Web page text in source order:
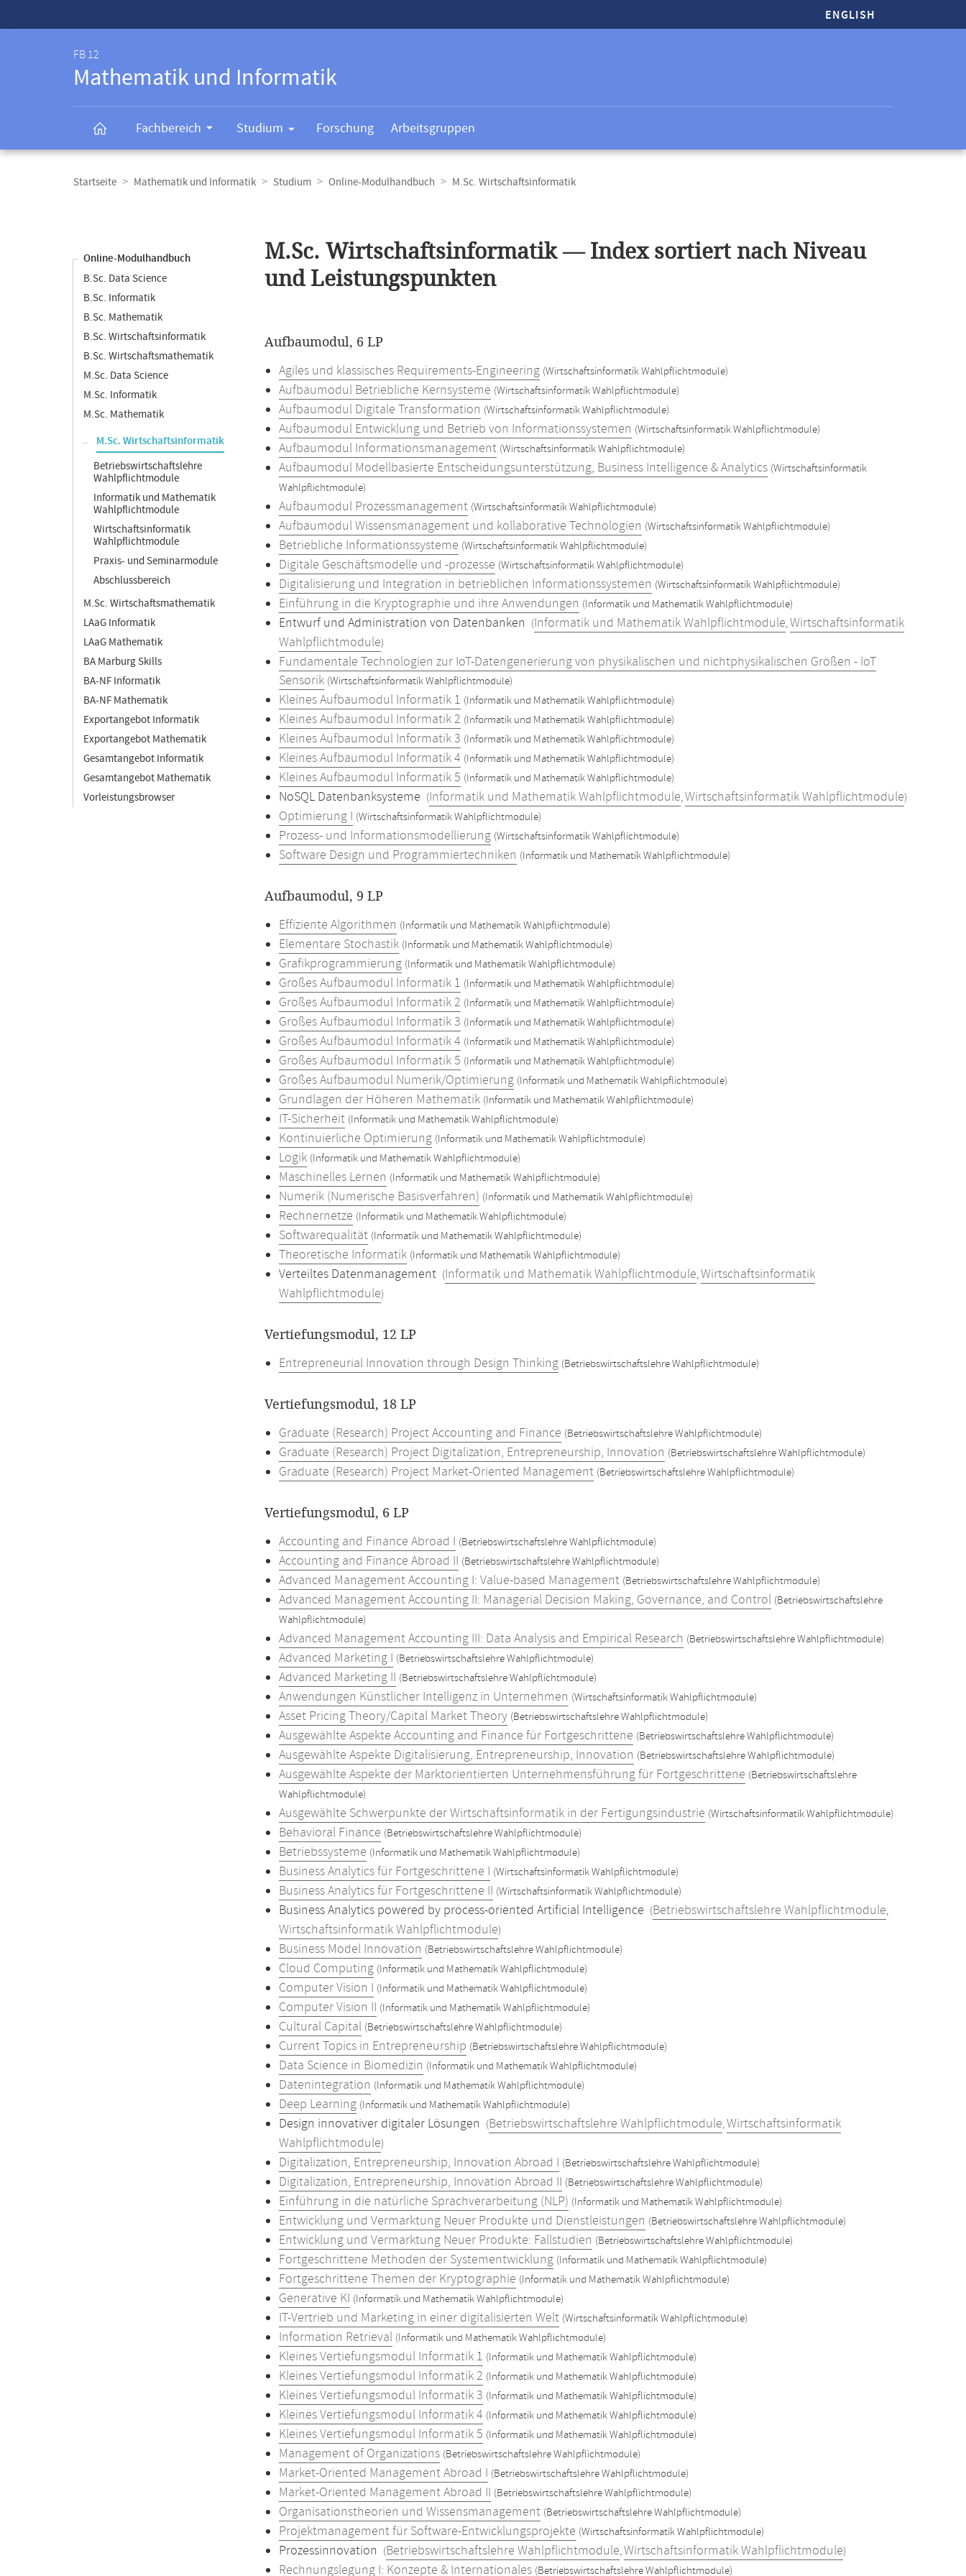
ENGLISH
FB 12
Mathematik und Informatik
Fachbereich Studium Forschung Arbeitsgruppen
Navigation
Startseite Mathematik und Informatik Studium Online-Modulhandbuch M.Sc. Wirtschaftsinformatik
Online-Modulhandbuch
B.Sc. Data Science
B.Sc. Informatik
B.Sc. Mathematik
B.Sc. Wirtschaftsinformatik
B.Sc. Wirtschaftsmathematik
M.Sc. Data Science
M.Sc. Informatik
M.Sc. Mathematik
M.Sc. Wirtschaftsinformatik
Betriebswirtschaftslehre
Wahlpflichtmodule
Informatik und Mathematik
Wahlpflichtmodule
Wirtschaftsinformatik
Wahlpflichtmodule
Praxis- und Seminarmodule
Abschlussbereich
M.Sc. Wirtschaftsmathematik
LAaG Informatik
LAaG Mathematik
BA Marburg Skills
BA-NF Informatik
BA-NF Mathematik
Exportangebot Informatik
Exportangebot Mathematik
Gesamtangebot Informatik
Gesamtangebot Mathematik
Vorleistungsbrowser
M.Sc. Wirtschaftsinformatik — Index sortiert nach Niveau
und Leistungspunkten
Aufbaumodul, 6 LP
Agiles und klassisches Requirements-Engineering (Wirtschaftsinformatik Wahlpflichtmodule)
Aufbaumodul Betriebliche Kernsysteme (Wirtschaftsinformatik Wahlpflichtmodule)
Aufbaumodul Digitale Transformation (Wirtschaftsinformatik Wahlpflichtmodule)
Aufbaumodul Entwicklung und Betrieb von Informationssystemen (Wirtschaftsinformatik Wahlpflichtmodule)
Aufbaumodul Informationsmanagement (Wirtschaftsinformatik Wahlpflichtmodule)
Aufbaumodul Modellbasierte Entscheidungsunterstützung, Business Intelligence & Analytics (Wirtschaftsinformatik
Wahlpflichtmodule)
Aufbaumodul Prozessmanagement (Wirtschaftsinformatik Wahlpflichtmodule)
Aufbaumodul Wissensmanagement und kollaborative Technologien (Wirtschaftsinformatik Wahlpflichtmodule)
Betriebliche Informationssysteme (Wirtschaftsinformatik Wahlpflichtmodule)
Digitale Geschäftsmodelle und -prozesse (Wirtschaftsinformatik Wahlpflichtmodule)
Digitalisierung und Integration in betrieblichen Informationssystemen (Wirtschaftsinformatik Wahlpflichtmodule)
Einführung in die Kryptographie und ihre Anwendungen (Informatik und Mathematik Wahlpflichtmodule)
Entwurf und Administration von Datenbanken (Informatik und Mathematik Wahlpflichtmodule,Wirtschaftsinformatik
Wahlpflichtmodule)
Fundamentale Technologien zur IoT-Datengenerierung von physikalischen und nichtphysikalischen Größen - IoT
Sensorik (Wirtschaftsinformatik Wahlpflichtmodule)
Kleines Aufbaumodul Informatik 1 (Informatik und Mathematik Wahlpflichtmodule)
Kleines Aufbaumodul Informatik 2 (Informatik und Mathematik Wahlpflichtmodule)
Kleines Aufbaumodul Informatik 3 (Informatik und Mathematik Wahlpflichtmodule)
Kleines Aufbaumodul Informatik 4 (Informatik und Mathematik Wahlpflichtmodule)
Kleines Aufbaumodul Informatik 5 (Informatik und Mathematik Wahlpflichtmodule)
NoSQL Datenbanksysteme (Informatik und Mathematik Wahlpflichtmodule,Wirtschaftsinformatik Wahlpflichtmodule)
Optimierung I (Wirtschaftsinformatik Wahlpflichtmodule)
Prozess- und Informationsmodellierung (Wirtschaftsinformatik Wahlpflichtmodule)
Software Design und Programmiertechniken (Informatik und Mathematik Wahlpflichtmodule)
Aufbaumodul, 9 LP
Effiziente Algorithmen (Informatik und Mathematik Wahlpflichtmodule)
Elementare Stochastik (Informatik und Mathematik Wahlpflichtmodule)
Grafikprogrammierung (Informatik und Mathematik Wahlpflichtmodule)
Großes Aufbaumodul Informatik 1 (Informatik und Mathematik Wahlpflichtmodule)
Großes Aufbaumodul Informatik 2 (Informatik und Mathematik Wahlpflichtmodule)
Großes Aufbaumodul Informatik 3 (Informatik und Mathematik Wahlpflichtmodule)
Großes Aufbaumodul Informatik 4 (Informatik und Mathematik Wahlpflichtmodule)
Großes Aufbaumodul Informatik 5 (Informatik und Mathematik Wahlpflichtmodule)
Großes Aufbaumodul Numerik/Optimierung (Informatik und Mathematik Wahlpflichtmodule)
Grundlagen der Höheren Mathematik (Informatik und Mathematik Wahlpflichtmodule)
IT-Sicherheit (Informatik und Mathematik Wahlpflichtmodule)
Kontinuierliche Optimierung (Informatik und Mathematik Wahlpflichtmodule)
Logik (Informatik und Mathematik Wahlpflichtmodule)
Maschinelles Lernen (Informatik und Mathematik Wahlpflichtmodule)
Numerik (Numerische Basisverfahren) (Informatik und Mathematik Wahlpflichtmodule)
Rechnernetze (Informatik und Mathematik Wahlpflichtmodule)
Softwarequalität (Informatik und Mathematik Wahlpflichtmodule)
Theoretische Informatik (Informatik und Mathematik Wahlpflichtmodule)
Verteiltes Datenmanagement (Informatik und Mathematik Wahlpflichtmodule,Wirtschaftsinformatik
Wahlpflichtmodule)
Vertiefungsmodul, 12 LP
Entrepreneurial Innovation through Design Thinking (Betriebswirtschaftslehre Wahlpflichtmodule)
Vertiefungsmodul, 18 LP
Graduate (Research) Project Accounting and Finance (Betriebswirtschaftslehre Wahlpflichtmodule)
Graduate (Research) Project Digitalization, Entrepreneurship, Innovation (Betriebswirtschaftslehre Wahlpflichtmodule)
Graduate (Research) Project Market-Oriented Management (Betriebswirtschaftslehre Wahlpflichtmodule)
Vertiefungsmodul, 6 LP
Accounting and Finance Abroad I (Betriebswirtschaftslehre Wahlpflichtmodule)
Accounting and Finance Abroad II (Betriebswirtschaftslehre Wahlpflichtmodule)
Advanced Management Accounting I: Value-based Management (Betriebswirtschaftslehre Wahlpflichtmodule)
Advanced Management Accounting II: Managerial Decision Making, Governance, and Control (Betriebswirtschaftslehre
Wahlpflichtmodule)
Advanced Management Accounting III: Data Analysis and Empirical Research (Betriebswirtschaftslehre Wahlpflichtmodule)
Advanced Marketing I (Betriebswirtschaftslehre Wahlpflichtmodule)
Advanced Marketing II (Betriebswirtschaftslehre Wahlpflichtmodule)
Anwendungen Künstlicher Intelligenz in Unternehmen (Wirtschaftsinformatik Wahlpflichtmodule)
Asset Pricing Theory/Capital Market Theory (Betriebswirtschaftslehre Wahlpflichtmodule)
Ausgewählte Aspekte Accounting and Finance für Fortgeschrittene (Betriebswirtschaftslehre Wahlpflichtmodule)
Ausgewählte Aspekte Digitalisierung, Entrepreneurship, Innovation (Betriebswirtschaftslehre Wahlpflichtmodule)
Ausgewählte Aspekte der Marktorientierten Unternehmensführung für Fortgeschrittene (Betriebswirtschaftslehre
Wahlpflichtmodule)
Ausgewählte Schwerpunkte der Wirtschaftsinformatik in der Fertigungsindustrie (Wirtschaftsinformatik Wahlpflichtmodule)
Behavioral Finance (Betriebswirtschaftslehre Wahlpflichtmodule)
Betriebssysteme (Informatik und Mathematik Wahlpflichtmodule)
Business Analytics für Fortgeschrittene I (Wirtschaftsinformatik Wahlpflichtmodule)
Business Analytics für Fortgeschrittene II (Wirtschaftsinformatik Wahlpflichtmodule)
Business Analytics powered by process-oriented Artificial Intelligence (Betriebswirtschaftslehre Wahlpflichtmodule,
Wirtschaftsinformatik Wahlpflichtmodule)
Business Model Innovation (Betriebswirtschaftslehre Wahlpflichtmodule)
Cloud Computing (Informatik und Mathematik Wahlpflichtmodule)
Computer Vision I (Informatik und Mathematik Wahlpflichtmodule)
Computer Vision II (Informatik und Mathematik Wahlpflichtmodule)
Cultural Capital (Betriebswirtschaftslehre Wahlpflichtmodule)
Current Topics in Entrepreneurship (Betriebswirtschaftslehre Wahlpflichtmodule)
Data Science in Biomedizin (Informatik und Mathematik Wahlpflichtmodule)
Datenintegration (Informatik und Mathematik Wahlpflichtmodule)
Deep Learning (Informatik und Mathematik Wahlpflichtmodule)
Design innovativer digitaler Lösungen (Betriebswirtschaftslehre Wahlpflichtmodule,Wirtschaftsinformatik
Wahlpflichtmodule)
Digitalization, Entrepreneurship, Innovation Abroad I (Betriebswirtschaftslehre Wahlpflichtmodule)
Digitalization, Entrepreneurship, Innovation Abroad II (Betriebswirtschaftslehre Wahlpflichtmodule)
Einführung in die natürliche Sprachverarbeitung (NLP) (Informatik und Mathematik Wahlpflichtmodule)
Entwicklung und Vermarktung Neuer Produkte und Dienstleistungen (Betriebswirtschaftslehre Wahlpflichtmodule)
Entwicklung und Vermarktung Neuer Produkte: Fallstudien (Betriebswirtschaftslehre Wahlpflichtmodule)
Fortgeschrittene Methoden der Systementwicklung (Informatik und Mathematik Wahlpflichtmodule)
Fortgeschrittene Themen der Kryptographie (Informatik und Mathematik Wahlpflichtmodule)
Generative KI (Informatik und Mathematik Wahlpflichtmodule)
IT-Vertrieb und Marketing in einer digitalisierten Welt (Wirtschaftsinformatik Wahlpflichtmodule)
Information Retrieval (Informatik und Mathematik Wahlpflichtmodule)
Kleines Vertiefungsmodul Informatik 1 (Informatik und Mathematik Wahlpflichtmodule)
Kleines Vertiefungsmodul Informatik 2 (Informatik und Mathematik Wahlpflichtmodule)
Kleines Vertiefungsmodul Informatik 3 (Informatik und Mathematik Wahlpflichtmodule)
Kleines Vertiefungsmodul Informatik 4 (Informatik und Mathematik Wahlpflichtmodule)
Kleines Vertiefungsmodul Informatik 5 (Informatik und Mathematik Wahlpflichtmodule)
Management of Organizations (Betriebswirtschaftslehre Wahlpflichtmodule)
Market-Oriented Management Abroad I (Betriebswirtschaftslehre Wahlpflichtmodule)
Market-Oriented Management Abroad II (Betriebswirtschaftslehre Wahlpflichtmodule)
Organisationstheorien und Wissensmanagement (Betriebswirtschaftslehre Wahlpflichtmodule)
Projektmanagement für Software-Entwicklungsprojekte (Wirtschaftsinformatik Wahlpflichtmodule)
Prozessinnovation (Betriebswirtschaftslehre Wahlpflichtmodule,Wirtschaftsinformatik Wahlpflichtmodule)
Rechnungslegung I: Konzepte & Internationales (Betriebswirtschaftslehre Wahlpflichtmodule)